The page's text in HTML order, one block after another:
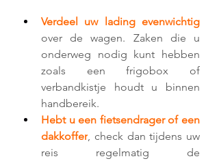
Verdeel uw lading evenwichtig
over de wagen. Zaken die u
onderweg nodig kunt hebben
zoals een frigobox of
verbandkistje houdt u binnen
handbereik.
Hebt u een fietsendrager of een
dakkoffer , check dan tijdens uw
reis regelmatig de